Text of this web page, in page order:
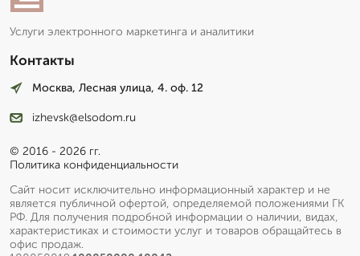
Услуги электронного маркетинга и аналитики
Контакты
Москва, Лесная улица, 4. оф. 12
izhevsk@elsodom.ru
© 2016 - 2026 гг.
Политика конфиденциальности
Сайт носит исключительно информационный характер и не
является публичной офертой, определяемой положениями ГК
РФ. Для получения подробной информации о наличии, видах,
характеристиках и стоимости услуг и товаров обращайтесь в
офис продаж.